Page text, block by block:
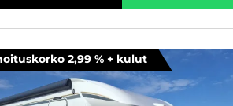
2,99 % + kulut